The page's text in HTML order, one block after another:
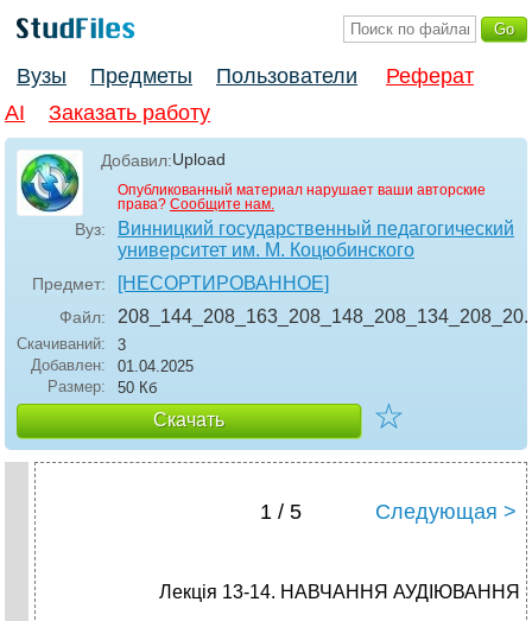
Вузы Предметы Пользователи
Реферат
AI
Заказать работу
Добавил:Upload
Опубликованный материал нарушает ваши авторские
права? Сообщите нам.
Вуз:
Винницкий государственный педагогический
университет им. М. Коцюбинского
Предмет: [НЕСОРТИРОВАННОЕ]
Файл: 208_144_208_163_208_148_208_134_208_20
Скачиваний:
3
Добавлен:
01.04.2025
Размер:
50 Кб
Скачать ☆
1 / 5 Следующая >
Лекція 13-14. НАВЧАННЯ АУДІЮВАННЯ